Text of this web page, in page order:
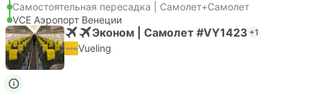
Самостоятельная пересадка | Самолет+Самолет
VCE Аэропорт Венеции
Эконом | Самолет #VY1423 +1
Vueling